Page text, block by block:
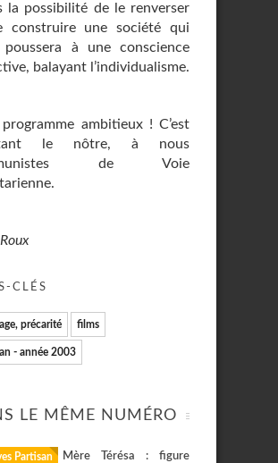
la possibilité de le renverser
construire une société qui
poussera à une conscience
balayant l’individualisme.
ambitieux ! C’est
le nôtre, à nous
de Voie
CLÉS
précarité films
- année 2003
LE MÊME NUMÉRO
Partisan
Mère Térésa : figure